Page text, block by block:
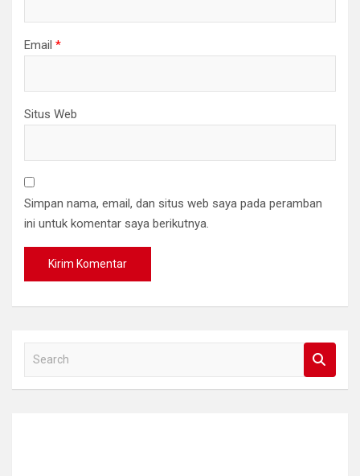
Email *
Situs Web
Simpan nama, email, dan situs web saya pada peramban
ini untuk komentar saya berikutnya.
a